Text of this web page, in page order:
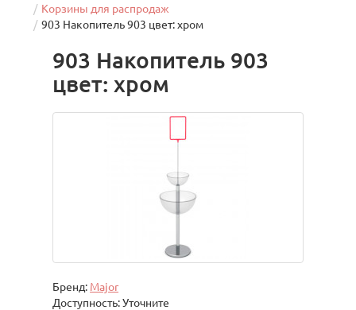
Корзины для распродаж
903 Накопитель 903 цвет: хром
903 Накопитель 903
цвет: хром
Бренд: Major
Доступность: Уточните